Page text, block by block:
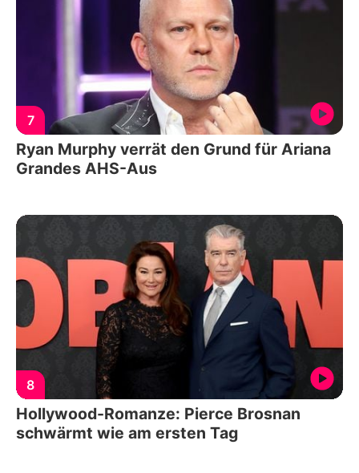
7
Ryan Murphy verrät den Grund für Ariana
Grandes AHS-Aus
8
Hollywood-Romanze: Pierce Brosnan
schwärmt wie am ersten Tag